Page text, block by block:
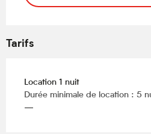
Tarifs
Location 1 nuit
Durée minimale de location : 5
—